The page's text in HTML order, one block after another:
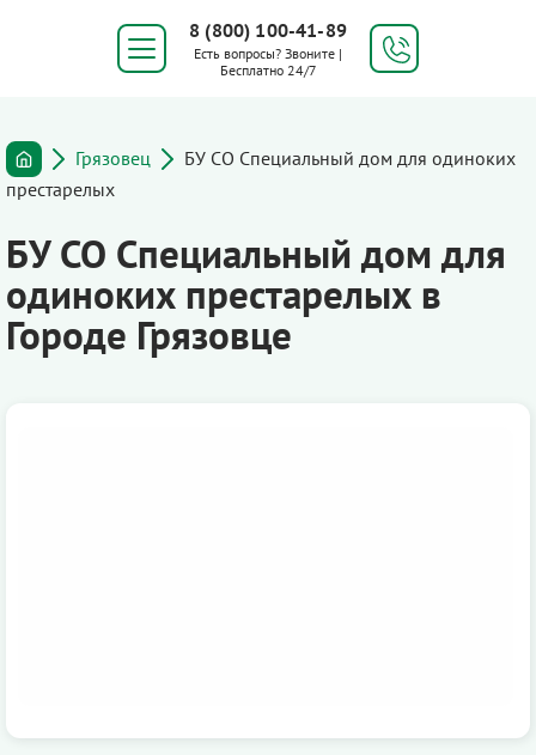
8 (800) 100-41-89
Есть вопросы? Звоните |
Бесплатно 24/7
Грязовец
БУ СО Специальный дом для одиноких
престарелых
БУ СО Специальный дом для
одиноких престарелых в
Городе Грязовце